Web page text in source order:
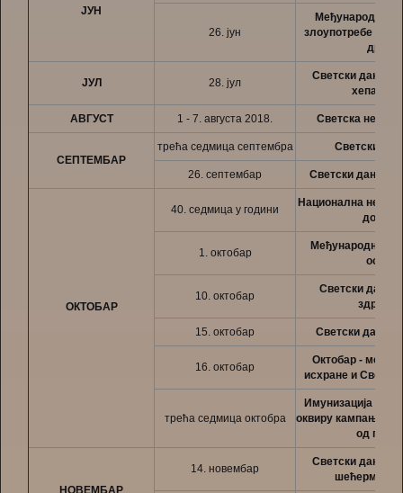
ЈУН
26. јун
Међународни
злоупотребе и
дроге
ЈУЛ 28. јул
Светски дан
АВГУСТ 1 - 7. августа 2018. Светска
СЕПТЕМБАР
трећа седмица септембра Светски
26. септембар Светски дан
ОКТОБАР
40. седмица у години
Национална
дојења
1. октобар
Међународни
особа
10. октобар
Светски дан
15. октобар Светски дан
16. октобар
Октобар - месец
исхране и
трећа седмица октобра
Имунизација
оквиру кампање
од
НОВЕМБАР
14. новембар
Светски дан
шећерме